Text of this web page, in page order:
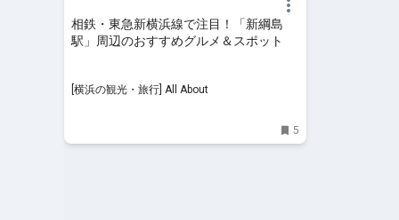
相鉄・東急新横浜線で注目！「新綱島
駅」周辺のおすすめグルメ＆スポット
[横浜の観光・旅行] All About
5